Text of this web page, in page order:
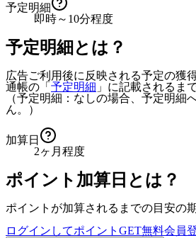
予定明細
即時～10分程度
予定明細とは？
広告ご利用後に反映される予定の獲
通帳の「 予定明細 」に記載されるま
（予定明細：なしの場合、予定明細
ん。）
加算日
2ヶ月程度
ポイント加算日とは？
ポイントが加算されるまでの目安の
ログインしてポイントGET無料会員